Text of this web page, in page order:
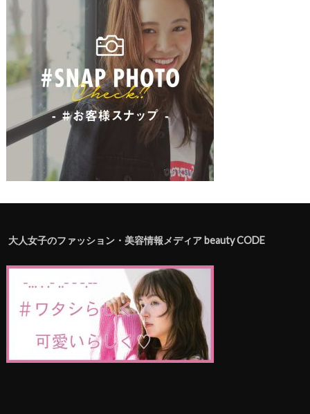
大人女子のファッション・美容情報メディア beauty CODE